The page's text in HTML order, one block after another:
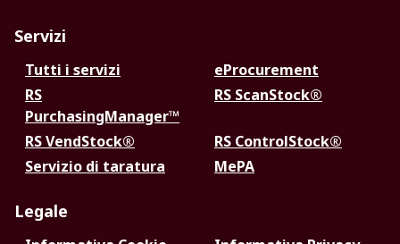
Servizi
Tutti i servizi
eProcurement
RS
PurchasingManager™
RS ScanStock®
RS VendStock®
RS ControlStock®
Servizio di taratura
MePA
Legale